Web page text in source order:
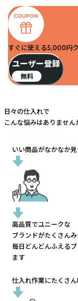
すぐに使える5,000円
ユーザー登録
無料
日々の仕入れで
こんな悩みはありません
いい商品がなかなか
高品質でユニークな
ブランドがたくさん
毎日どんどんふえる
ます
仕入れ作業にたくさ